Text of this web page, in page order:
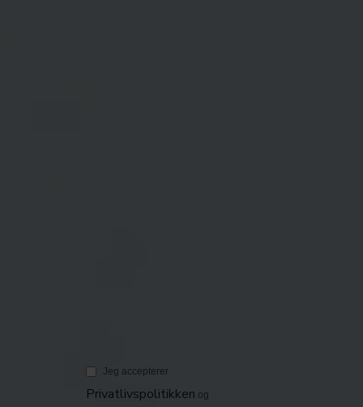
Jeg accepterer
Privatlivspolitikken og